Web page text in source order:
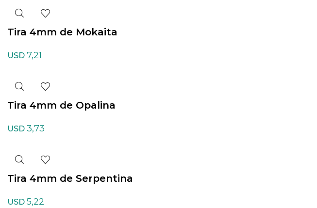
Tira 4mm de Mokaita
USD 7,21
Tira 4mm de Opalina
USD 3,73
Tira 4mm de Serpentina
USD 5,22